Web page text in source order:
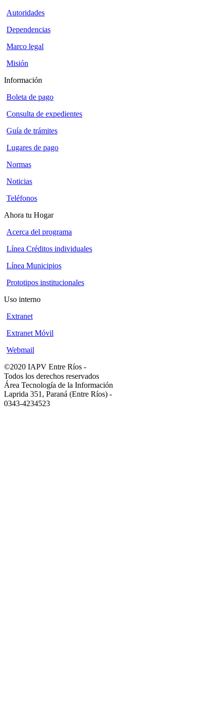
Autoridades
Dependencias
Marco legal
Misión
Información
Boleta de pago
Consulta de expedientes
Guía de trámites
Lugares de pago
Normas
Noticias
Teléfonos
Ahora tu Hogar
Acerca del programa
Línea Créditos individuales
Línea Municipios
Prototipos institucionales
Uso interno
Extranet
Extranet Móvil
Webmail
©2020 IAPV Entre Ríos -
Todos los derechos reservados
Área Tecnología de la Información
Laprida 351, Paraná (Entre Ríos) -
0343-4234523